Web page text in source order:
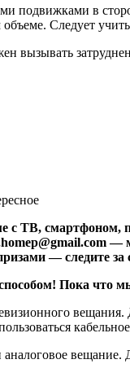
подвижками в
Следует
вызывать
с ТВ,
—
— следите
Пока что